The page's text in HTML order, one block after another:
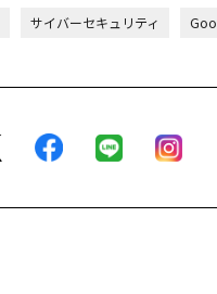
サイバーセキュリティ